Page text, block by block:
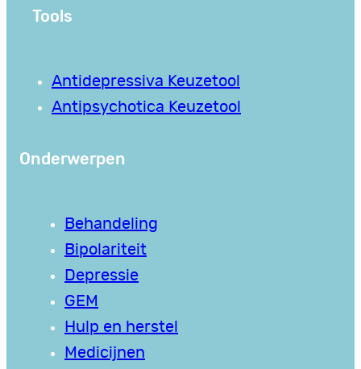
Tools
Antidepressiva Keuzetool
Antipsychotica Keuzetool
Onderwerpen
Behandeling
Bipolariteit
Depressie
GEM
Hulp en herstel
Medicijnen